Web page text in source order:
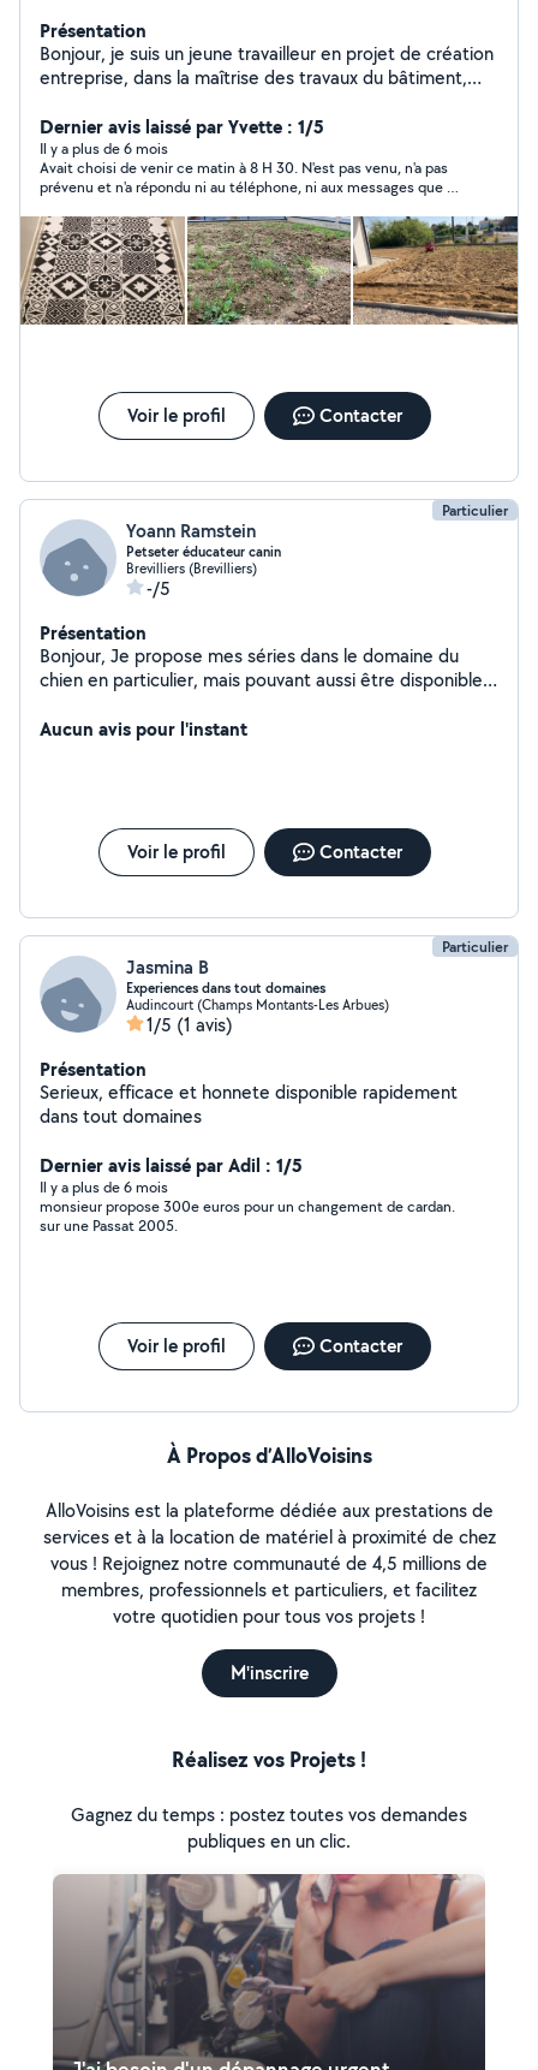
Présentation
Bonjour, je suis un jeune travailleur en projet de création
entreprise, dans la maîtrise des travaux du bâtiment,
petite plomberie conduite d'engin pelleteuse
principalement, à votre service pour tous besoin je fais
aussi de la mécanique moto 50cc 125cc moto cross dirt
pit bike
Dernier avis laissé par Yvette : 1/5
Il y a plus de 6 mois
Avait choisi de venir ce matin à 8 H 30. N'est pas venu, n'a pas
prévenu et n'a répondu ni au téléphone, ni aux messages que je
Si vous recherchez un bricoleur qui vous fait perdre du temps à
l'attendre en vain, qui ne respecte pas ses engagements et
qu'il est impossible de joindre, faites appel à lui. Un
empêchement, un imprévu ou un contretemps sont toujours
possibles mais les règles les plus élémentaires de la politesse
consistent à prévenir.
Voir le profil Contacter
Particulier
Yoann Ramstein
Petseter éducateur canin
Brevilliers (Brevilliers)
-/5
Présentation
Bonjour, Je propose mes séries dans le domaine du
chien en particulier, mais pouvant aussi être disponibles
appliquer des tarifs raisonnables, mais qui
Aucun avis pour l'instant
Voir le profil Contacter
Particulier
Jasmina B
Experiences dans tout domaines
Audincourt (Champs Montants-Les Arbues)
1/5 (1 avis)
Présentation
Serieux, efficace et honnete disponible rapidement
dans tout domaines
Dernier avis laissé par Adil : 1/5
Il y a plus de 6 mois
monsieur propose 300e euros pour un changement de cardan.
sur une Passat 2005.
Voir le profil Contacter
À Propos d’AlloVoisins
AlloVoisins est la plateforme dédiée aux prestations de
services et à la location de matériel à proximité de chez
vous ! Rejoignez notre communauté de 4,5 millions de
membres, professionnels et particuliers, et facilitez
votre quotidien pour tous vos projets !
M'inscrire
Réalisez vos Projets !
Gagnez du temps : postez toutes vos demandes
publiques en un clic.